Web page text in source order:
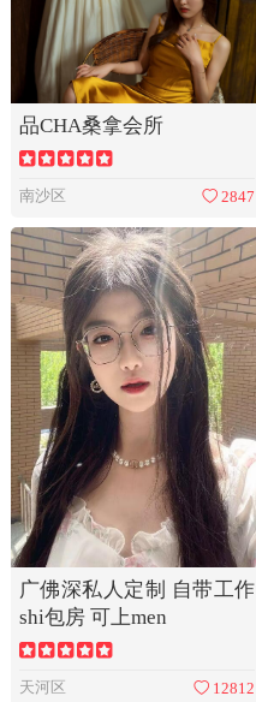
品CHA桑拿会所
南沙区 2847
广佛深私人定制 自带工作
shi包房 可上men
天河区 12812